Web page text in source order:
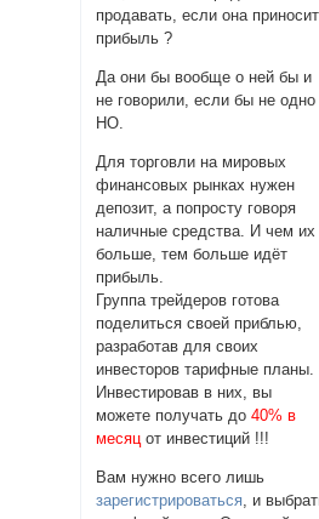
продавать, если она приносит
прибыль ?
Да они бы вообще о ней бы и
не говорили, если бы не одно
НО.
Для торговли на мировых
финансовых рынках нужен
депозит, а попросту говоря
наличные средства. И чем их
больше, тем больше идёт
прибыль.
Группа трейдеров готова
поделиться своей приблью,
разработав для своих
инвесторов тарифные планы.
Инвестировав в них, вы
можете получать до40% в
месяц от инвестиций !!!
Вам нужно всего лишь
зарегистрироваться , и